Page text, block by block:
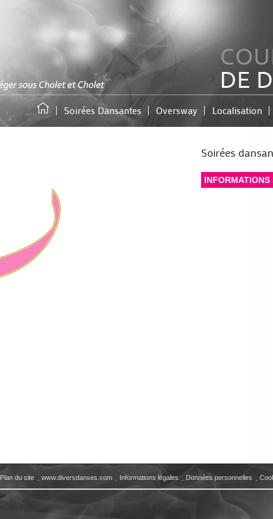
Soirées Dansantes Oversway Localisation
Soirées
INFORMATIONS
Plan du site www.diversdanses.com Informations légales Données personnelles